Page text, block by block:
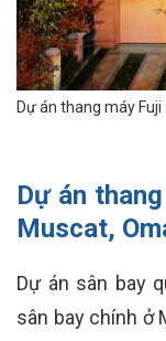
Dự án thang máy
Dự án
Muscat,
Dự án sân bay
sân bay chính ở